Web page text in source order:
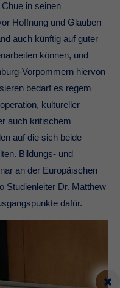
in seinen
Hoffnung und Glauben
auch künftig auf guter
können, und
Vorpommern hiervon
bedarf es regem
kultureller
auch kritischem
auf die sich beide
Bildungs- und
an der Europäischen
Studienleiter Dr. Matthew
dafür.